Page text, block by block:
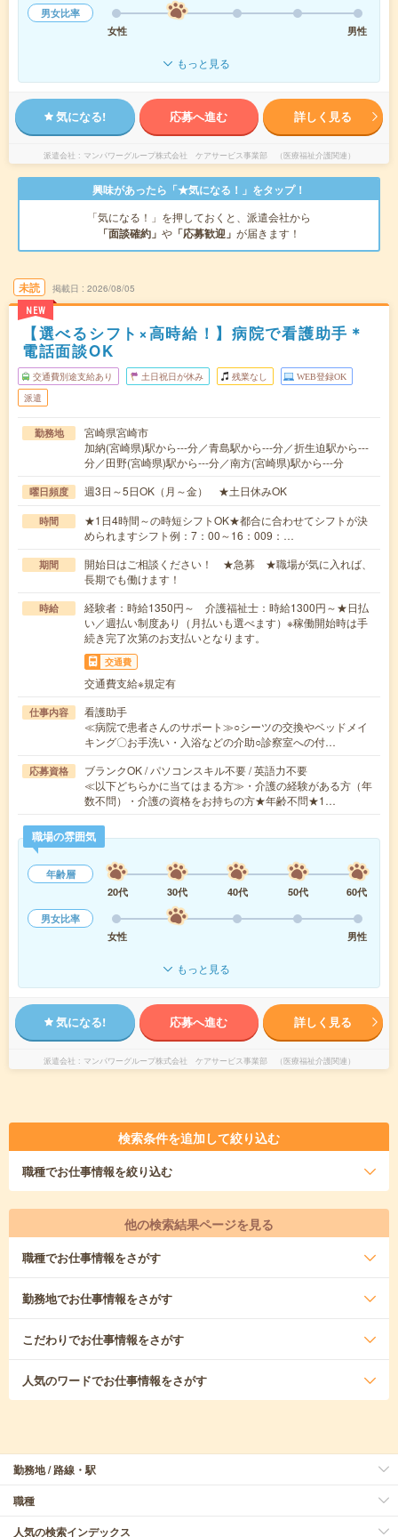
男女比率
女性
男性
もっと見る
気になる! 応募へ進む 詳しく見る
派遣会社 マンパワーグループ株式会社 ケアサービス事業部 （医療福祉介護関連）
興味があったら「★気になる！」をタップ！
「気になる！」を押しておくと、派遣会社から
「面談確約」 や 「応募歓迎」 が届きます！
未読
NEW
掲載日 2026/08/05
【選べるシフト×高時給！】病院で看護助手＊
電話面談OK
交通費別途支給あり 土日祝日が休み 残業なし WEB登録OK
派遣
勤務地
宮崎県宮崎市
加納(宮崎県)駅から---分／青島駅から---分／折生迫駅から---
分／田野(宮崎県)駅から---分／南方(宮崎県)駅から---分
曜日頻度 週3日～5日OK（月～金） ★土日休みOK
時間
★1日4時間～の時短シフトOK★都合に合わせてシフトが決
められますシフト例：7：00～16：009：…
期間
開始日はご相談ください！ ★急募 ★職場が気に入れば、
長期でも働けます！
時給
経験者：時給1350円～ 介護福祉士：時給1300円～★日払
い／週払い制度あり（月払いも選べます）※稼働開始時は手
続き完了次第のお支払いとなります。
交通費
交通費支給※規定有
仕事内容
看護助手
≪病院で患者さんのサポート≫○シーツの交換やベッドメイ
キング〇お手洗い・入浴などの介助○診察室への付…
応募資格
ブランクOK / パソコンスキル不要 / 英語力不要
≪以下どちらかに当てはまる方≫・介護の経験がある方（年
数不問）・介護の資格をお持ちの方★年齢不問★1…
職場の雰囲気
年齢層
20代
30代 40代 50代
60代
男女比率
女性
男性
もっと見る
気になる! 応募へ進む 詳しく見る
派遣会社 マンパワーグループ株式会社 ケアサービス事業部 （医療福祉介護関連）
検索条件を追加して絞り込む
職種でお仕事情報を絞り込む
他の検索結果ページを見る
職種でお仕事情報をさがす
勤務地でお仕事情報をさがす
こだわりでお仕事情報をさがす
人気のワードでお仕事情報をさがす
勤務地 / 路線・駅
職種
人気の検索インデックス